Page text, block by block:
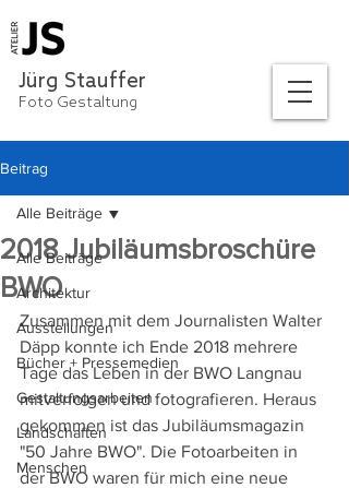
Jürg Stauffer
Foto Gestaltung
Beitrag
Alle Beiträge
Architektur
Ausstellungen
Bücher + Pressemedien
Gestaltungsarbeiten
Landschaften
Menschen
Alle Beiträge
2018 Jubiläumsbroschüre
BWO
Zusammen mit dem Journalisten Walter
Däpp konnte ich Ende 2018 mehrere
Tage das Leben in der BWO Langnau
mitverfolgen und fotografieren. Heraus
gekommen ist das Jubiläumsmagazin
"50 Jahre BWO". Die Fotoarbeiten in
der BWO waren für mich eine neue